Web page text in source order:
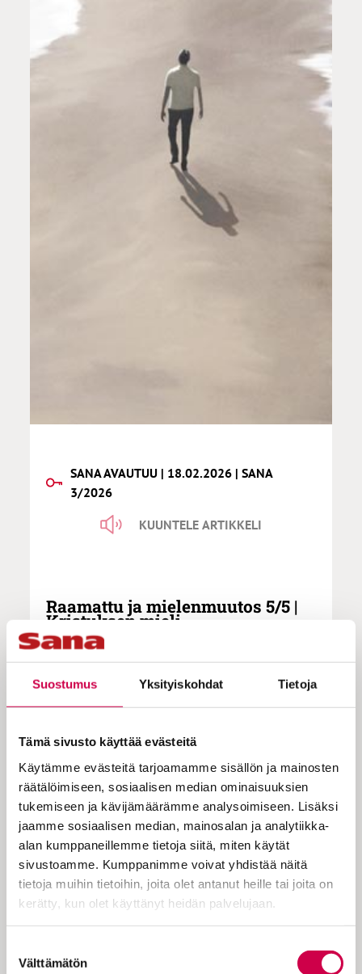
Suostumus Yksityiskohdat Tietoja
Tämä sivusto käyttää evästeitä
Käytämme evästeitä tarjoamamme sisällön ja mainosten
räätälöimiseen, sosiaalisen median ominaisuuksien
tukemiseen ja kävijämäärämme analysoimiseen. Lisäksi
jaamme sosiaalisen median, mainosalan ja analytiikka-
alan kumppaneillemme tietoja siitä, miten käytät
sivustoamme. Kumppanimme voivat yhdistää näitä
tietoja muihin tietoihin, joita olet antanut heille tai joita on
kerätty, kun olet käyttänyt heidän palvelujaan.
valinta
Välttämätön
SANA AVAUTUU | 18.02.2026 | SANA
3/2026
KUUNTELE ARTIKKELI
Raamattu ja mielenmuutos 5/5 |
Kristuksen mieli
Kehotus mielenmuutokseen löytyy
Hajaannuksen ja eripuran keskellä
apostoli ohjeisti kuulijoitaan
omaksumaan sellaisen mielen, joka
Kristuksella oli.
Ensimmäisessä korinttilaiskirjeessä
Paavali esittää väitteen, jonka voidaan
omalta osaltaan tulkita edustavan
metanoia-opetuksen yhdenlaista